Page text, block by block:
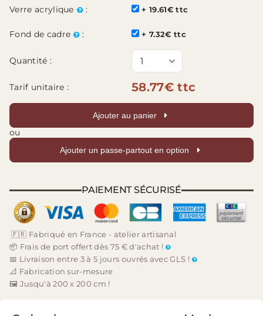
Verre acrylique : + 19.61€ ttc
Fond de cadre : + 7.32€ ttc
Quantité :
Tarif unitaire : 58.77€ ttc
Ajouter au panier
ou
Ajouter un passe-partout en option
PAIEMENT SÉCURISÉ
🇫🇷 Fabriqué en France - atelier artisanal
📦 Frais de port offert dès 75 € d'achat !
📅 Livraison entre 3 à 5 jours ouvrés avec GLS !
📐 Fabrication sur-mesure
🖼️ Jusqu'à 200 x 200 cm !